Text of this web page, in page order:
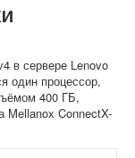
в сервере Lenovo
один процессор,
400 ГБ,
Mellanox ConnectX-